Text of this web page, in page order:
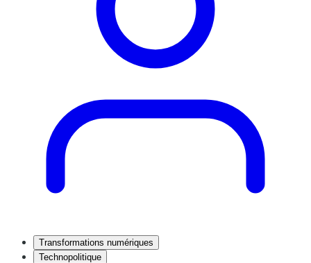
Transformations numériques
Technopolitique